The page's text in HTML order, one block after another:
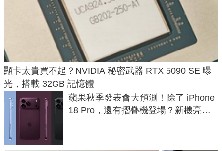
顯卡太貴買不起？NVIDIA 秘密武器 RTX 5090 SE 曝
光，搭載 32GB 記憶體
蘋果秋季發表會大預測！除了 iPhone
18 Pro，還有摺疊機登場？新機亮點